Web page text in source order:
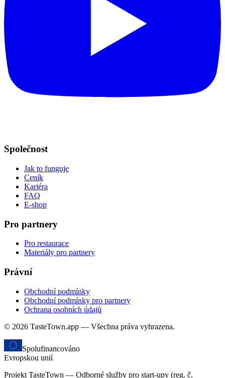
Společnost
Jak to funguje
Ceník
Kariéra
FAQ
E-shop
Pro partnery
Pro restaurace
Materiály pro partnery
Právní
Obchodní podmínky
Obchodní podmínky pro partnery
Ochrana osobních údajů
© 2026 TasteTown.app — Všechna práva vyhrazena.
Spolufinancováno
Evropskou unií
Projekt TasteTown — Odborné služby pro start-upy (reg. č.